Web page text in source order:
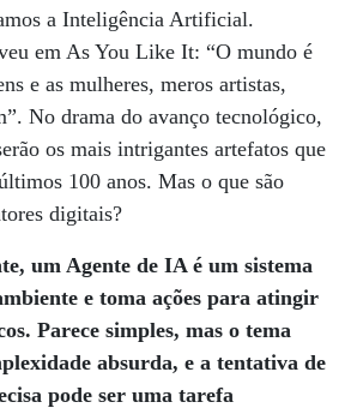
a Inteligência Artificial.
em As You Like It: “O mundo é
e as mulheres, meros artistas,
No drama do avanço tecnológico,
os mais intrigantes artefatos que
100 anos. Mas o que são
digitais?
um Agente de IA é um sistema
e toma ações para atingir
Parece simples, mas o tema
absurda, e a tentativa de
pode ser uma tarefa